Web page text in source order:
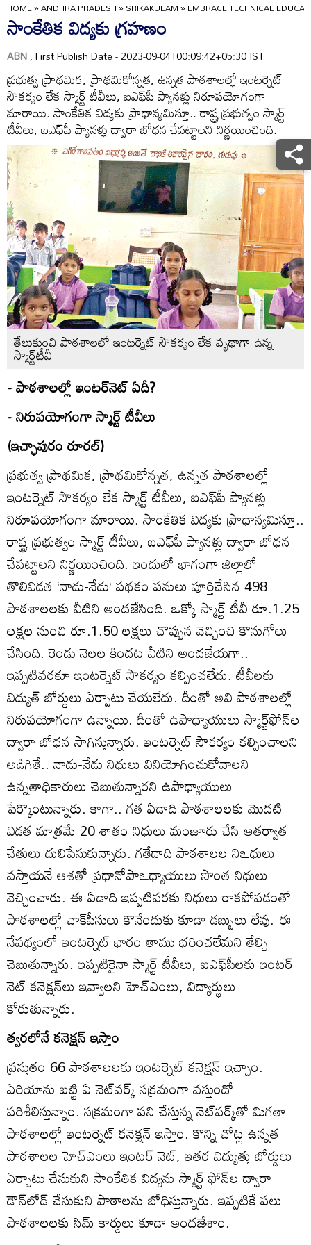
HOME»ANDHRA PRADESH»SRIKAKULAM»EMBRACE TECHNICAL
సాంకేతిక విద్యకు గ్రహణం
ABN, First Publish Date - 2023-09-04T00:09:42+05:30 IST
ప్రభుత్వ ప్రాథమిక, ప్రాథమికోన్నత, ఉన్నత పాఠశాలల్లో ఇంటర్నెట్‌
సౌకర్యం లేక స్మార్ట్‌ టీవీలు, ఐఎఫ్‌పీ ప్యానళ్లు నిరూపయోగంగా
మారాయి. సాంకేతిక విద్యకు ప్రాధాన్యమిస్తూ.. రాష్ట్ర ప్రభుత్వం స్మార్ట్‌
టీవీలు, ఐఎఫ్‌పీ ప్యానళ్లు ద్వారా బోధన చేపట్టాలని నిర్ణయించింది.
తేలుకుంచి పాఠశాలలో ఇంటర్నెట్‌ సౌకర్యం లేక వృథాగా ఉన్న
స్మార్ట్‌టీవీ
- పాఠశాలల్లో ఇంటర్‌నెట్‌ ఏదీ?
- నిరుపయోగంగా స్మార్ట్‌ టీవీలు
(ఇచ్ఛాపురం రూరల్‌)
ప్రభుత్వ ప్రాథమిక, ప్రాథమికోన్నత, ఉన్నత పాఠశాలల్లో
ఇంటర్నెట్‌ సౌకర్యం లేక స్మార్ట్‌ టీవీలు, ఐఎఫ్‌పీ ప్యానళ్లు
నిరూపయోగంగా మారాయి. సాంకేతిక విద్యకు ప్రాధాన్యమిస్తూ..
రాష్ట్ర ప్రభుత్వం స్మార్ట్‌ టీవీలు, ఐఎఫ్‌పీ ప్యానళ్లు ద్వారా బోధన
చేపట్టాలని నిర్ణయించింది. ఇందులో భాగంగా జిల్లాలో
తొలివిడత ‘నాడు-నేడు’ పథకం పనులు పూర్తిచేసిన 498
పాఠశాలలకు వీటిని అందజేసింది. ఒక్కో స్మార్ట్‌ టీవీ రూ.1.25
లక్షల నుంచి రూ.1.50 లక్షలు చొప్పున వెచ్చించి కొనుగోలు
చేసింది. రెండు నెలల కిందట వీటిని అందజేయగా..
ఇప్పటివరకూ ఇంటర్నెట్‌ సౌకర్యం కల్పించలేదు. టీవీలకు
విద్యుత్‌ బోర్డులు ఏర్పాటు చేయలేదు. దీంతో అవి పాఠశాలల్లో
నిరుపయోగంగా ఉన్నాయి. దీంతో ఉపాధ్యాయులు స్మార్ట్‌ఫోన్‌ల
ద్వారా బోధన సాగిస్తున్నారు. ఇంటర్నెట్‌ సౌకర్యం కల్పించాలని
అడిగితే.. నాడు-నేడు నిధులు వినియోగించుకోవాలని
ఉన్నతాధికారులు చెబుతున్నారని ఉపాధ్యాయులు
పేర్కొంటున్నారు. కాగా.. గత ఏడాది పాఠశాలలకు మొదటి
విడత మాత్రమే 20 శాతం నిధులు మంజూరు చేసి ఆతర్వాత
చేతులు దులిపేసుకున్నారు. గతేడాది పాఠశాలల నిఽధులు
వస్తాయనే ఆశతో ప్రధానోపాఽధ్యాయులు సొంత నిధులు
వెచ్చించారు. ఈ ఏడాది ఇప్పటివరకు నిధులు రాకపోవడంతో
పాఠశాలల్లో చాక్‌పీసులు కొనేందుకు కూడా డబ్బులు లేవు. ఈ
నేపథ్యంలో ఇంటర్నెట్‌ భారం తాము భరించలేమని తేల్చి
చెబుతున్నారు. ఇప్పటికైనా స్మార్ట్‌ టీవీలు, ఐఎఫ్‌పీలకు ఇంటర్‌
నెట్‌ కనెక్షన్‌లు ఇవ్వాలని హెచ్‌ఎంలు, విద్యార్థులు
కోరుతున్నారు.
త్వరలోనే కనెక్షన్‌ ఇస్తాం
ప్రస్తుతం 66 పాఠశాలలకు ఇంటర్నెట్‌ కనెక్షన్‌ ఇచ్చాం.
ఏరియాను బట్టి ఏ నెట్‌వర్క్‌ సక్రమంగా వస్తుందో
పరిశీలిస్తున్నాం. సక్రమంగా పని చేస్తున్న నెట్‌వర్క్‌తో మిగతా
పాఠశాలల్లో ఇంటర్నెట్‌ కనెక్షన్‌ ఇస్తాం. కొన్ని చోట్ల ఉన్నత
పాఠశాలల హెచ్‌ఎంలు ఇంటర్‌ నెట్‌, ఇతర విద్యుత్తు బోర్డులు
ఏర్పాటు చేసుకుని సాంకేతిక విద్యను స్మార్ట్‌ ఫోన్‌ల ద్వారా
డౌన్‌లోడ్‌ చేసుకుని పాఠాలను బోధిస్తున్నారు. ఇప్పటికే పలు
పాఠశాలలకు సిమ్‌ కార్డులు కూడా అందజేశాం.